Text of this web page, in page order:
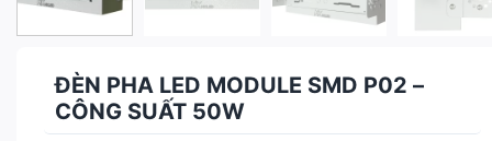
ĐÈN PHA LED MODULE SMD P02 –
CÔNG SUẤT 50W